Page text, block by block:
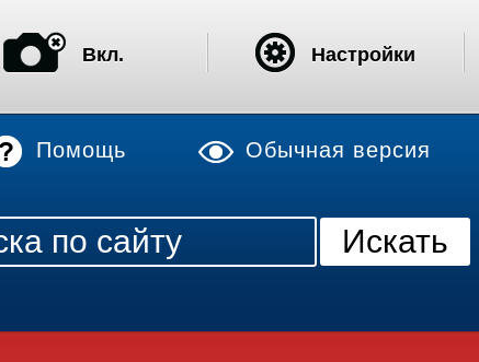
Помощь Обычная версия
Вкл. Настройки